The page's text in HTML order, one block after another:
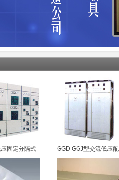
固定分隔式
关柜
GGD GGJ型交流低压配
电柜